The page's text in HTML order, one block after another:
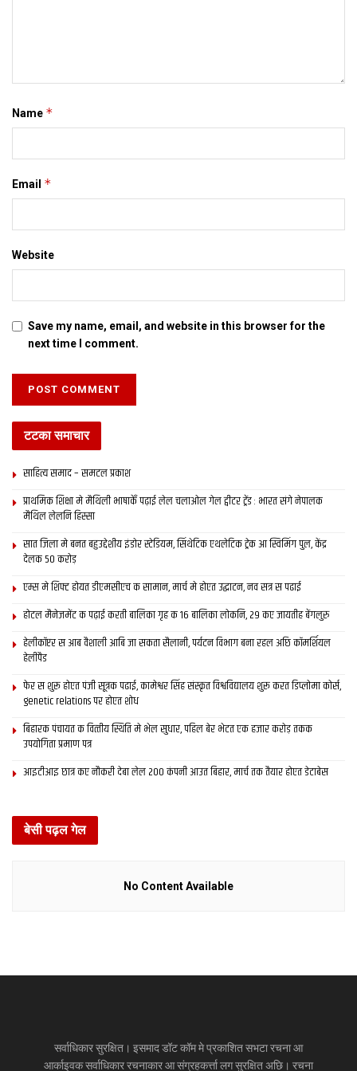
latest maithili news latest mithila news maithili news
Name *
Email *
Website
Save my name, email, and website in this browser for the
next time I comment.
टटका समाचार
साहित्य समाद – समटल प्रकाश
प्राथमिक शि‍क्षा मे मैथि‍ली भाषाकेँ पढ़ाई लेल चलाओल गेल ट्वीटर ट्रेंड : भारत संगे नेपालक
मैथिल लेलनि हिस्सा
सात जिला मे बनत बहुउद्देशीय इंडोर स्‍टेडि‍यम, सिंथेटिक एथलेटिक ट्रेक आ स्विमिंग पुल, केंद्र
देलक 50 करोड़
एम्स मे शिफ्ट होयत डीएमसीएच क सामान, मार्च मे होएत उद्घाटन, नव सत्र स पढाई
होटल मैनेजमेंट क पढ़ाई करती बालिका गृह क 16 बालिका लोकनि, 29 कए जायतीह बेंगलुरु
हेलीकॉप्टर स आब वैशाली आबि जा सकता सैलानी, पर्यटन विभाग बना रहल अछि कॉमर्शियल
हेलीपैड
फेर स शुरू होएत पंजी सूत्रक पढाई, कामेश्वर सिंह संस्कृत विश्वविद्यालय शुरू करत डिप्लोमा कोर्स,
genetic relations पर होएत शोध
बिहारक पंचायत क वित्‍तीय स्थिति मे भेल सुधार, पहिल बेर भेटत एक हजार करोड़ तकक
उपयोगिता प्रमाण पत्र
आइटीआइ छात्र कए नौकरी देबा लेल 200 कंपनी आउत बिहार, मार्च तक तैयार होएत डेटाबेस
बेसी पढ़ल गेल
No Content Available
सर्वाधिकार सुरक्षित। इसमाद डॉट कॉम मे प्रकाशित सभटा रचना आ
आर्काइवक सर्वाधिकार रचनाकार आ संग्रहकर्त्ता लग सुरक्षित अछि। रचना